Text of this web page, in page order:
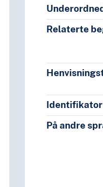
Relaterte
Identifikator
På andre